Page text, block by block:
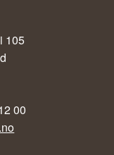
105
00